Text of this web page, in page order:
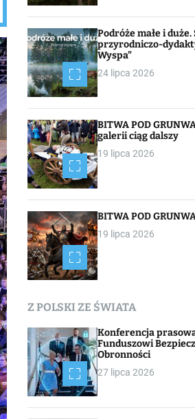
Podróże małe i duże.
przyrodniczo-
Wyspa”
24 lipca 2026
BITWA POD
galerii ciąg dalszy
19 lipca 2026
BITWA POD
19 lipca 2026
Z POLSKI ZE ŚWIATA
Konferencja
Funduszowi
Obronności
27 lipca 2026